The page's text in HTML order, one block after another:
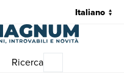
Ricerca